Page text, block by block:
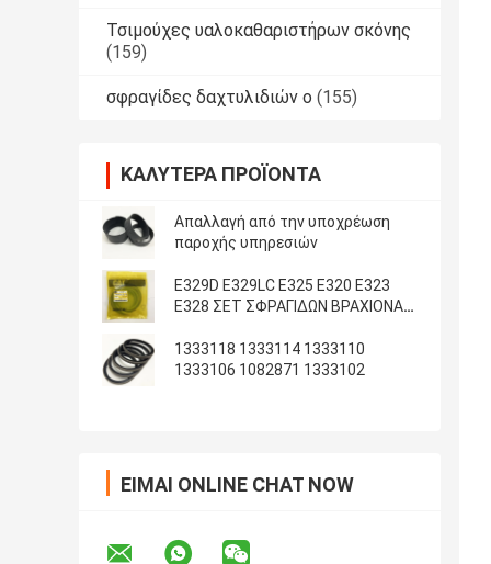
Τσιμούχες υαλοκαθαριστήρων σκόνης
(159)
σφραγίδες δαχτυλιδιών ο (155)
ΚΑΛΎΤΕΡΑ ΠΡΟΪΌΝΤΑ
Απαλλαγή από την υποχρέωση
παροχής υπηρεσιών
E329D E329LC E325 E320 E323
E328 ΣΕΤ ΣΦΡΑΓΙΔΩΝ ΒΡΑΧΙΟΝΑ
1333118 1333114 1333110
1333106 1082871 1333102
ΕΊΜΑΙ ONLINE CHAT NOW